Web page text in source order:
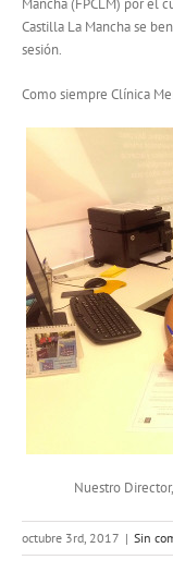
Mancha (FPCLM) por el
Castilla La Mancha se
sesión.
Como siempre Clínica
Nuestro
octubre 3rd, 2017 | Sin